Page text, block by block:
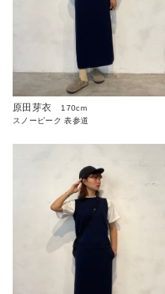
原田芽衣
170cm
スノーピーク 表参道